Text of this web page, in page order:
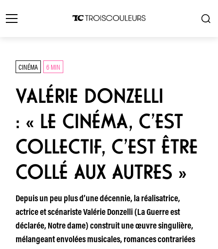
CINÉMA 6 MIN
VALÉRIE DONZELLI
: « LE CINÉMA, C’EST
COLLECTIF, C’EST ÊTRE
COLLÉ AUX AUTRES »
Depuis un peu plus d’une décennie, la réalisatrice,
actrice et scénariste Valérie Donzelli (La Guerre est
déclarée, Notre dame) construit une œuvre singulière,
mélangeant envolées musicales, romances contrariées